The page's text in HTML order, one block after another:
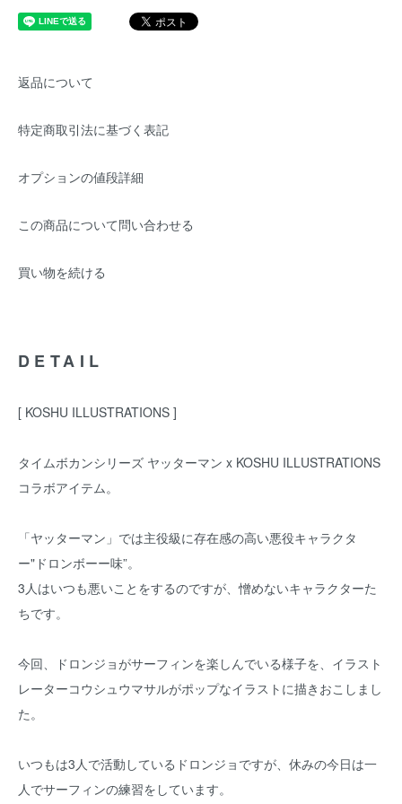
返品について
特定商取引法に基づく表記
オプションの値段詳細
この商品について問い合わせる
買い物を続ける
DETAIL
[ KOSHU ILLUSTRATIONS ]
タイムボカンシリーズ ヤッターマン x KOSHU ILLUSTRATIONS
コラボアイテム。
「ヤッターマン」では主役級に存在感の高い悪役キャラクタ
ー"ドロンボーー味”。
3人はいつも悪いことをするのですが、憎めないキャラクターた
ちです。
今回、ドロンジョがサーフィンを楽しんでいる様子を、イラスト
レーターコウシュウマサルがポップなイラストに描きおこしまし
た。
いつもは3人で活動しているドロンジョですが、休みの今日は一
人でサーフィンの練習をしています。